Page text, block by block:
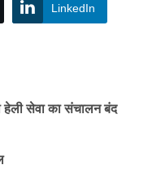
LinkedIn
हेली सेवा का संचालन बंद